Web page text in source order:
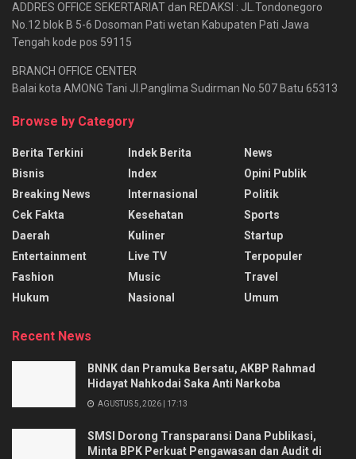
ADDRES OFFICE SEKERTARIAT dan REDAKSI : JL.Tondonegoro
No.12 blok B 5-6 Dosoman Pati wetan Kabupaten Pati Jawa
Tengah kode pos 59115
BRANCH OFFICE CENTER
Balai kota AMONG Tani Jl.Panglima Sudirman No.507 Batu 65313
Browse by Category
Berita Terkini
Bisnis
Breaking News
Cek Fakta
Daerah
Entertainment
Fashion
Hukum
Indek Berita
Index
Internasional
Kesehatan
Kuliner
Live TV
Music
Nasional
News
Opini Publik
Politik
Sports
Startup
Terpopuler
Travel
Umum
Recent News
BNNK dan Pramuka Bersatu, AKBP Rahmad
Hidayat Nahkodai Saka Anti Narkoba
AGUSTUS 5, 2026 | 17:13
SMSI Dorong Transparansi Dana Publikasi,
Minta BPK Perkuat Pengawasan dan Audit di